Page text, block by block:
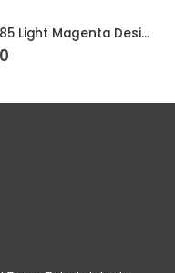
HP 85 Light Magenta DesignJet Printhead
0